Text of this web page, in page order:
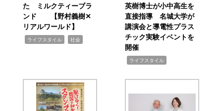
た ミルクティーブラ
ンド 【野村義樹✕
リアルワールド】
ライフスタイル 社会
英樹博士が小中高生を
直接指導 名城大学が
講演会と導電性プラス
チック実験イベントを
開催
ライフスタイル